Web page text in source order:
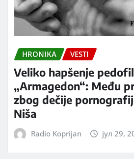
HRONIKA VESTI
Veliko hapšenje
„Armagedon“: Među
zbog dečije
Niša
Radio Koprijan јул 29,